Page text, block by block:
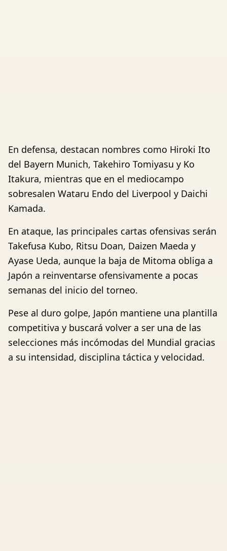
En defensa, destacan nombres como Hiroki Ito
del Bayern Munich, Takehiro Tomiyasu y Ko
Itakura, mientras que en el mediocampo
sobresalen Wataru Endo del Liverpool y Daichi
Kamada.
En ataque, las principales cartas ofensivas serán
Takefusa Kubo, Ritsu Doan, Daizen Maeda y
Ayase Ueda, aunque la baja de Mitoma obliga a
Japón a reinventarse ofensivamente a pocas
semanas del inicio del torneo.
Pese al duro golpe, Japón mantiene una plantilla
competitiva y buscará volver a ser una de las
selecciones más incómodas del Mundial gracias
a su intensidad, disciplina táctica y velocidad.